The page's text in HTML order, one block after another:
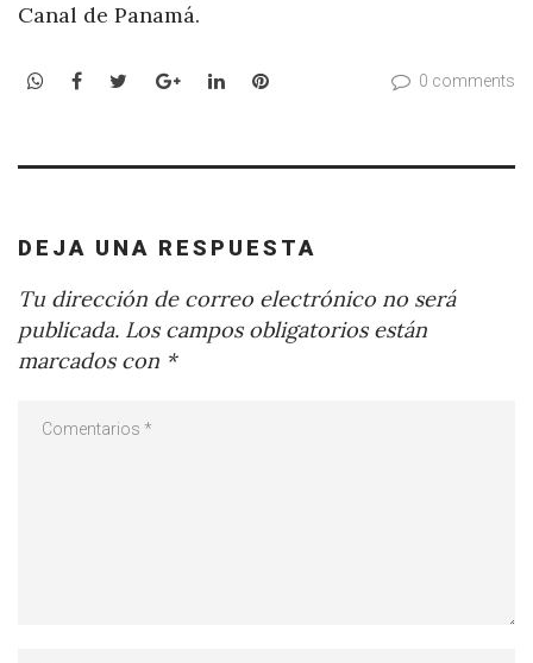
Canal de Panamá.
WhatsApp
Facebook
TwitterGoogle+LinkedInPinterest 0 comments
DEJA UNA RESPUESTA
Tu dirección de correo electrónico no será
publicada. Los campos obligatorios están
marcados con *